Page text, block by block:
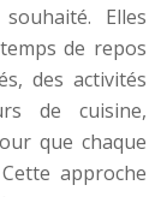
Elles
de repos
des activités
de cuisine,
que chaque
approche